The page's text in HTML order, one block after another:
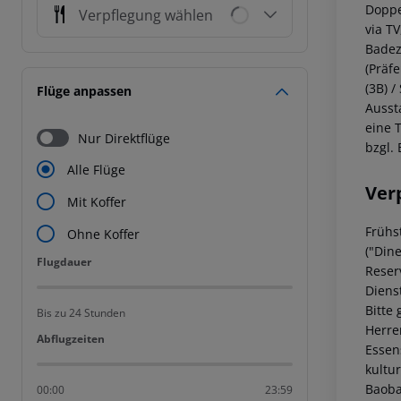
Verpflegung wählen
Flüge anpassen
Nur Direktflüge
Alle Flüge
Mit Koffer
Ohne Koffer
Flugdauer
Flugdauer
Bis zu 24 Stunden
Abflugzeiten
Abflugzeiten
00:00 23:59
via
(3B) /
eine
bzgl.
Bitte